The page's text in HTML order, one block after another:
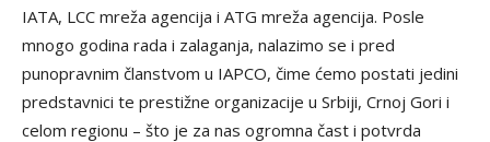
IATA, LCC mreža agencija i ATG mreža agencija. Posle
mnogo godina rada i zalaganja, nalazimo se i pred
punopravnim članstvom u IAPCO, čime ćemo postati jedini
predstavnici te prestižne organizacije u Srbiji, Crnoj Gori i
celom regionu – što je za nas ogromna čast i potvrda